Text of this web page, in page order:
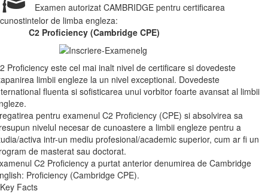
Examen autorizat CAMBRIDGE pentru certificarea
cunostintelor de limba engleza:
C2 Proficiency (Cambridge CPE)
Proficiency este cel mai inalt nivel de certificare si dovedeste
limbii engleze la un nivel exceptional. Dovedeste
fluenta si sofisticarea unui vorbitor foarte avansat al limbii
pentru examenul C2 Proficiency (CPE) si absolvirea sa
nivelul necesar de cunoastere a limbii engleze pentru a
activa intr-un mediu profesional/academic superior, cum ar fi un
de masterat sau doctorat.
C2 Proficiency a purtat anterior denumirea de Cambridge
Proficiency (Cambridge CPE).
Key Facts